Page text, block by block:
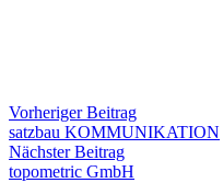
Vorheriger Beitrag
satzbau KOMMUNIKATION
Nächster Beitrag
topometric GmbH